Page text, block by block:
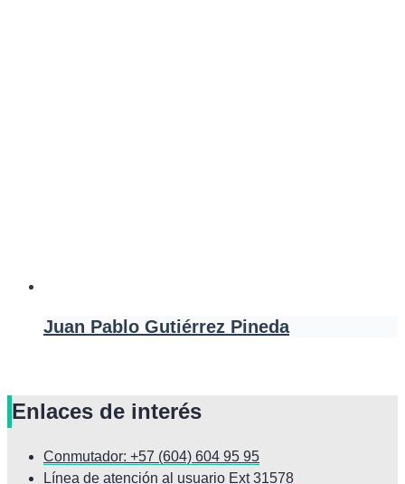
Juan Pablo Gutiérrez Pineda
Enlaces de interés
Conmutador: +57 (604) 604 95 95
Línea de atención al usuario Ext 31578